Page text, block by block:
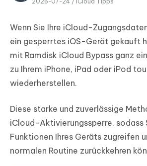
Wenn Sie Ihre iCloud-
ein gesperrtes iOS-Gerät gekauft
mit Ramdisk iCloud Bypass ganz
zu Ihrem iPhone, iPad oder iPod
wiederherstellen.
Diese starke und zuverlässige
iCloud-Aktivierungssperre, sodass
Funktionen Ihres Geräts zugreifen
normalen Routine zurückkehren